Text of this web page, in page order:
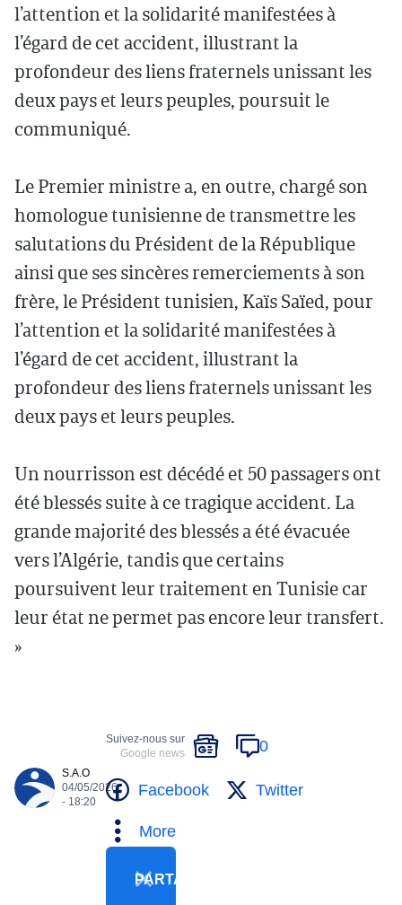
l’attention et la solidarité manifestées à
l’égard de cet accident, illustrant la
profondeur des liens fraternels unissant les
deux pays et leurs peuples, poursuit le
communiqué.
Le Premier ministre a, en outre, chargé son
homologue tunisienne de transmettre les
salutations du Président de la République
ainsi que ses sincères remerciements à son
frère, le Président tunisien, Kaïs Saïed, pour
l’attention et la solidarité manifestées à
l’égard de cet accident, illustrant la
profondeur des liens fraternels unissant les
deux pays et leurs peuples.
Un nourrisson est décédé et 50 passagers ont
été blessés suite à ce tragique accident. La
grande majorité des blessés a été évacuée
vers l’Algérie, tandis que certains
poursuivent leur traitement en Tunisie car
leur état ne permet pas encore leur transfert.
»
S.A.O
04/05/2026
- 18:20
Suivez-nous sur
Google news
0
Facebook Twitter
More
PARTAGER